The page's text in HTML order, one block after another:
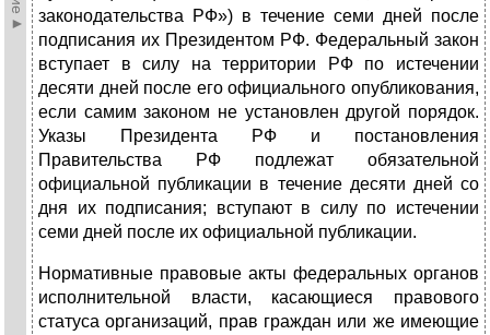
законодательства РФ») в течение семи дней после
подписания их Президентом РФ. Федеральный закон
вступает в силу на территории РФ по истечении
десяти дней после его официального опубликования,
если самим законом не установлен другой порядок.
Указы Президента РФ и постановления
Правительства РФ подлежат обязательной
официальной публикации в течение десяти дней со
дня их подписания; вступают в силу по истечении
семи дней после их официальной публикации.
Нормативные правовые акты федеральных органов
исполнительной власти, касающиеся правового
статуса организаций, прав граждан или же имеющие